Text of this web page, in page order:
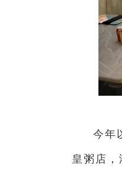
今年
皇粥店，